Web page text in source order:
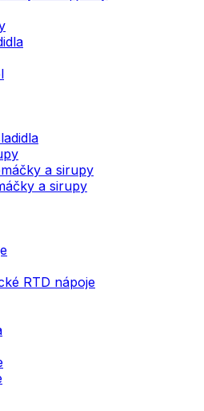
a sirupy
a sirupy
RTD nápoje